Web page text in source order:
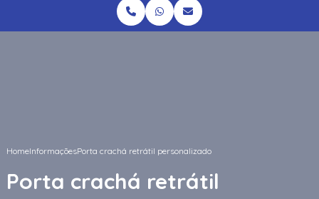
HomeInformaçõesPorta crachá retrátil personalizado
Porta crachá retrátil